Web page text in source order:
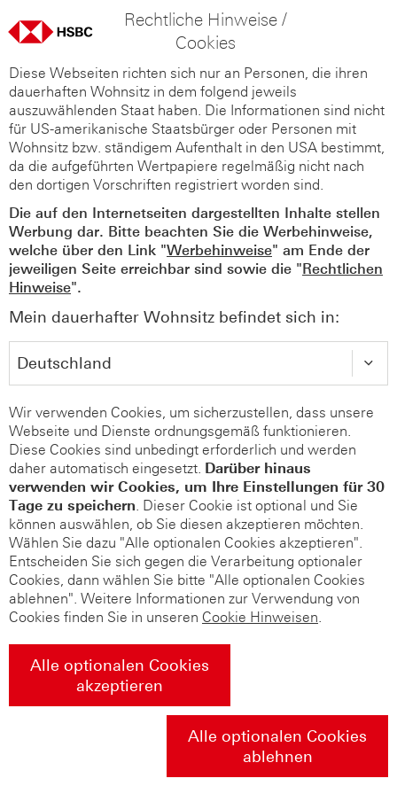
Rechtliche Hinweise /
Cookies
Diese Webseiten richten sich nur an Personen, die ihren
dauerhaften Wohnsitz in dem folgend jeweils
auszuwählenden Staat haben. Die Informationen sind nicht
für US-amerikanische Staatsbürger oder Personen mit
Wohnsitz bzw. ständigem Aufenthalt in den USA bestimmt,
da die aufgeführten Wertpapiere regelmäßig nicht nach
den dortigen Vorschriften registriert worden sind.
Die auf den Internetseiten dargestellten Inhalte stellen
Werbung dar. Bitte beachten Sie die Werbehinweise,
welche über den Link "Werbehinweise" am Ende der
jeweiligen Seite erreichbar sind sowie die "Rechtlichen
Hinweise".
Mein dauerhafter Wohnsitz befindet sich in:
Wir verwenden Cookies, um sicherzustellen, dass unsere
Webseite und Dienste ordnungsgemäß funktionieren.
Diese Cookies sind unbedingt erforderlich und werden
daher automatisch eingesetzt. Darüber hinaus
verwenden wir Cookies, um Ihre Einstellungen für 30
Tage zu speichern. Dieser Cookie ist optional und Sie
können auswählen, ob Sie diesen akzeptieren möchten.
Wählen Sie dazu "Alle optionalen Cookies akzeptieren".
Entscheiden Sie sich gegen die Verarbeitung optionaler
Cookies, dann wählen Sie bitte "Alle optionalen Cookies
ablehnen". Weitere Informationen zur Verwendung von
Cookies finden Sie in unseren Cookie Hinweisen.
Alle optionalen Cookies
akzeptieren
Alle optionalen Cookies
ablehnen